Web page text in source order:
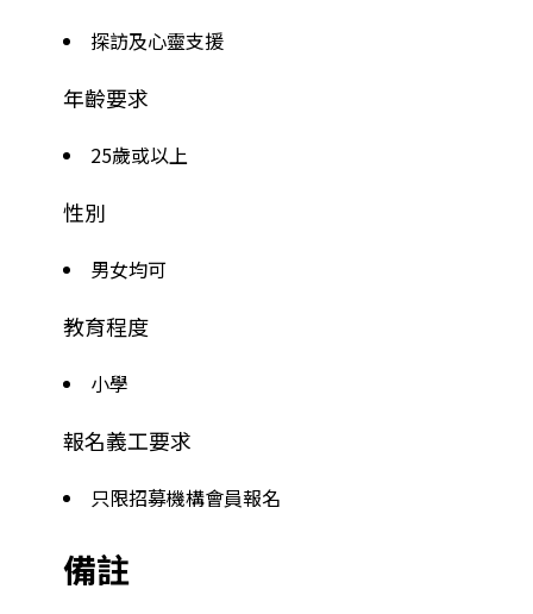
探訪及心靈支援
年齡要求
25歲或以上
性別
男女均可
教育程度
小學
報名義工要求
只限招募機構會員報名
備註